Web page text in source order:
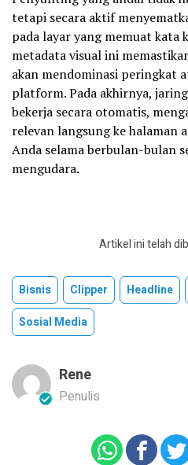
tetapi secara aktif
pada layar yang memuat kata
metadata visual ini
akan mendominasi peringkat
platform. Pada akhirnya,
bekerja secara otomatis,
relevan langsung ke halaman
Anda selama berbulan-bulan
mengudara.
Artikel ini telah
Bisnis Clipper Headline
Sosial Media
Rene
Penulis